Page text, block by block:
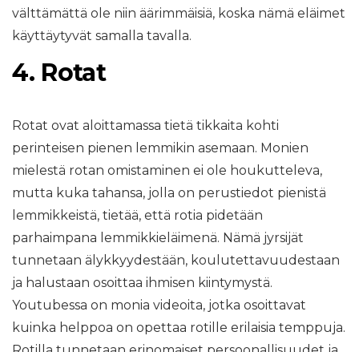
välttämättä ole niin äärimmäisiä, koska nämä eläimet
käyttäytyvät samalla tavalla.
4. Rotat
Rotat ovat aloittamassa tietä tikkaita kohti
perinteisen pienen lemmikin asemaan. Monien
mielestä rotan omistaminen ei ole houkutteleva,
mutta kuka tahansa, jolla on perustiedot pienistä
lemmikkeistä, tietää, että rotia pidetään
parhaimpana lemmikkieläimenä. Nämä jyrsijät
tunnetaan älykkyydestään, koulutettavuudestaan ​​
ja halustaan ​​osoittaa ihmisen kiintymystä.
Youtubessa on monia videoita, jotka osoittavat
kuinka helppoa on opettaa rotille erilaisia ​​temppuja.